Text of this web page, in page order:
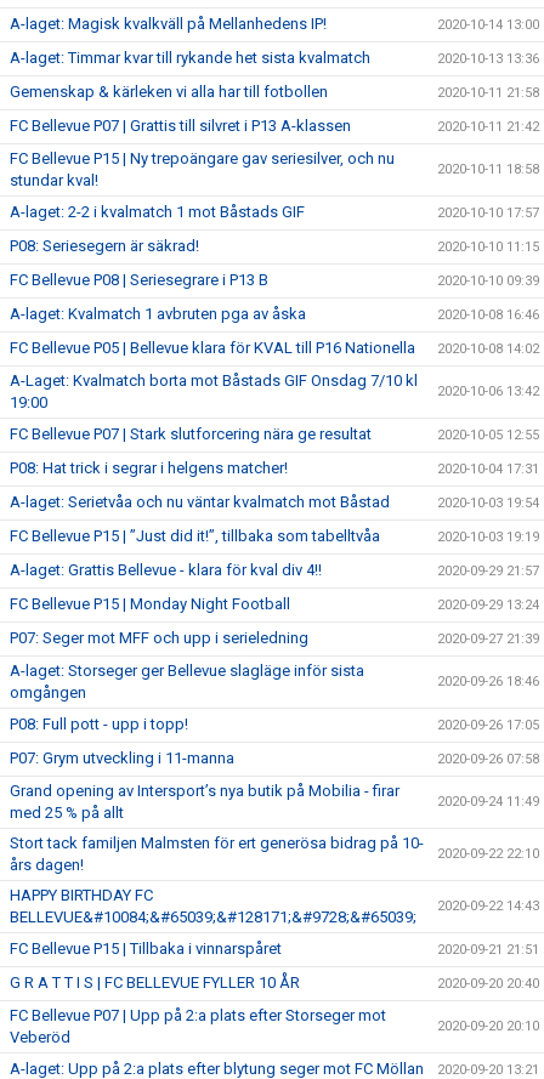
A-laget: Magisk kvalkväll på Mellanhedens IP! 2020-10-14 13:00
A-laget: Timmar kvar till rykande het sista kvalmatch 2020-10-13 13:36
Gemenskap & kärleken vi alla har till fotbollen 2020-10-11 21:58
FC Bellevue P07 | Grattis till silvret i P13 A-klassen 2020-10-11 21:42
FC Bellevue P15 | Ny trepoängare gav seriesilver, och nu
stundar kval!
2020-10-11 18:58
A-laget: 2-2 i kvalmatch 1 mot Båstads GIF 2020-10-10 17:57
P08: Seriesegern är säkrad! 2020-10-10 11:15
FC Bellevue P08 | Seriesegrare i P13 B 2020-10-10 09:39
A-laget: Kvalmatch 1 avbruten pga av åska 2020-10-08 16:46
FC Bellevue P05 | Bellevue klara för KVAL till P16 Nationella 2020-10-08 14:02
A-Laget: Kvalmatch borta mot Båstads GIF Onsdag 7/10 kl
19:00
2020-10-06 13:42
FC Bellevue P07 | Stark slutforcering nära ge resultat 2020-10-05 12:55
P08: Hat trick i segrar i helgens matcher! 2020-10-04 17:31
A-laget: Serietvåa och nu väntar kvalmatch mot Båstad 2020-10-03 19:54
FC Bellevue P15 | ”Just did it!”, tillbaka som tabelltvåa 2020-10-03 19:19
A-laget: Grattis Bellevue - klara för kval div 4!! 2020-09-29 21:57
FC Bellevue P15 | Monday Night Football 2020-09-29 13:24
P07: Seger mot MFF och upp i serieledning 2020-09-27 21:39
A-laget: Storseger ger Bellevue slagläge inför sista
omgången
2020-09-26 18:46
P08: Full pott - upp i topp! 2020-09-26 17:05
P07: Grym utveckling i 11-manna 2020-09-26 07:58
Grand opening av Intersport’s nya butik på Mobilia - firar
med 25 % på allt
2020-09-24 11:49
Stort tack familjen Malmsten för ert generösa bidrag på 10-
års dagen!
2020-09-22 22:10
HAPPY BIRTHDAY FC
BELLEVUE&#10084;&#65039;&#128171;&#9728;&#65039;
2020-09-22 14:43
FC Bellevue P15 | Tillbaka i vinnarspåret 2020-09-21 21:51
G R A T T I S | FC BELLEVUE FYLLER 10 ÅR 2020-09-20 20:40
FC Bellevue P07 | Upp på 2:a plats efter Storseger mot
Veberöd
2020-09-20 20:10
A-laget: Upp på 2:a plats efter blytung seger mot FC Möllan 2020-09-20 13:21